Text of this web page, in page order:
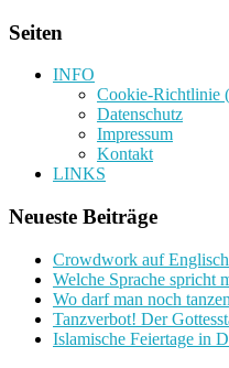
Seiten
INFO
Cookie-Richtlinie
Datenschutz
Impressum
Kontakt
LINKS
Neueste Beiträge
Crowdwork auf Englisch
Welche Sprache spricht
Wo darf man noch
Tanzverbot! Der
Islamische Feiertage in